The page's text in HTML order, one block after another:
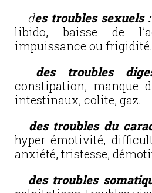
– des troubles sexuels :
libido, baisse de
impuissance ou frigidité.
– des troubles
constipation, manque
intestinaux, colite, gaz.
– des troubles du
hyper émotivité,
anxiété, tristesse,
– des troubles